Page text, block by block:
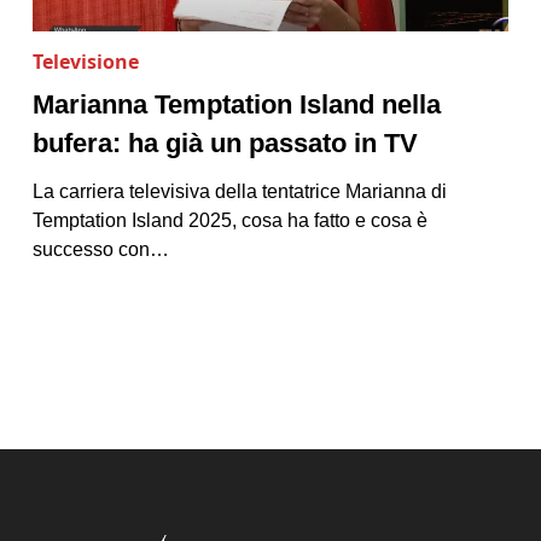
Televisione
Marianna Temptation Island nella
bufera: ha già un passato in TV
La carriera televisiva della tentatrice Marianna di
Temptation Island 2025, cosa ha fatto e cosa è
successo con…